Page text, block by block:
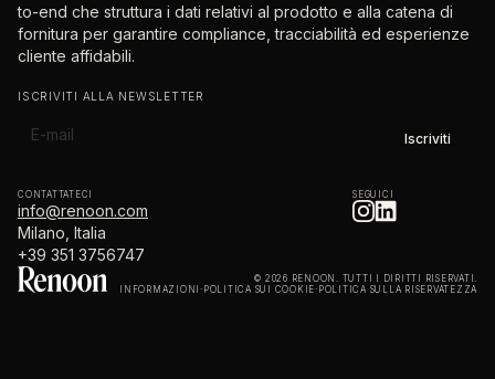
to-end che struttura i dati relativi al prodotto e alla catena di
fornitura per garantire compliance, tracciabilità ed esperienze
cliente affidabili.
ISCRIVITI ALLA NEWSLETTER
CONTATTATECI
info@renoon.com
Milano, Italia
+39 351 3756747
SEGUICI
© 2026 RENOON. TUTTI I DIRITTI RISERVATI.
INFORMAZIONI · POLITICA SUI COOKIE· POLITICA SULLA RISERVATEZZA